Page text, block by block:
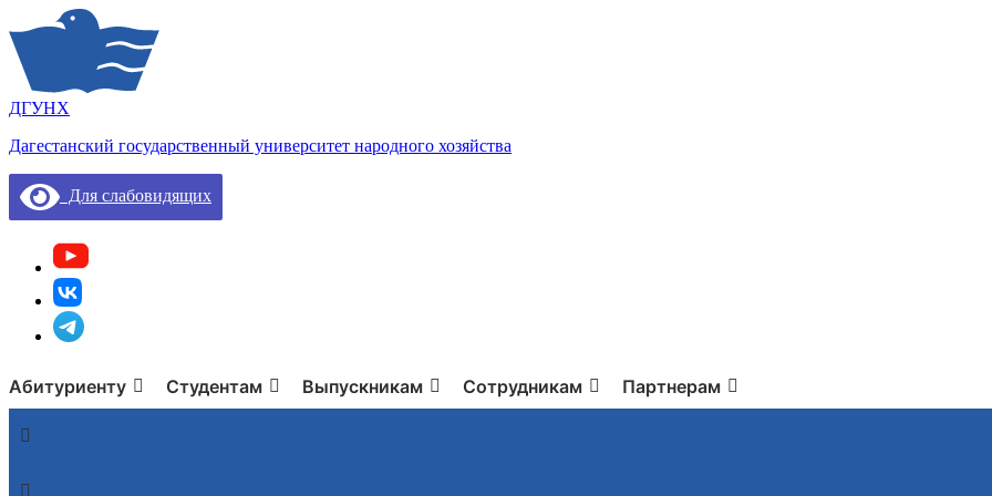
ДГУНХ
Дагестанский государственный университет народного хозяйства
Для слабовидящих
Абитуриенту Студентам Выпускникам Сотрудникам Партнерам